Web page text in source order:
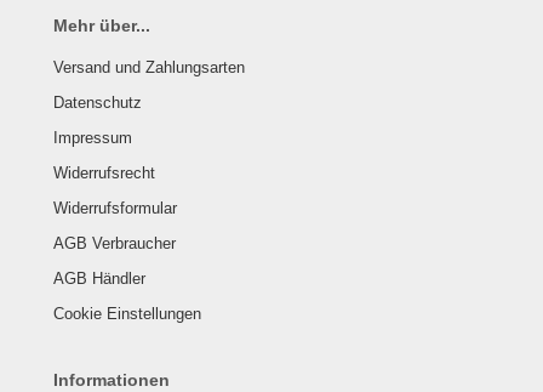
Mehr über...
Versand und Zahlungsarten
Datenschutz
Impressum
Widerrufsrecht
Widerrufsformular
AGB Verbraucher
AGB Händler
Cookie Einstellungen
Informationen